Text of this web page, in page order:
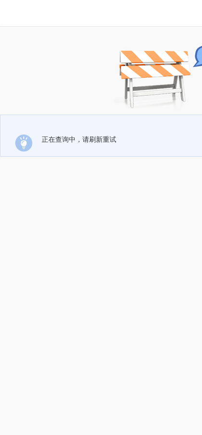
正在查询中，请刷新重试